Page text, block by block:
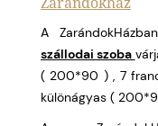
A
szállodai szoba
( 200*90 ) , 7
különágyas (